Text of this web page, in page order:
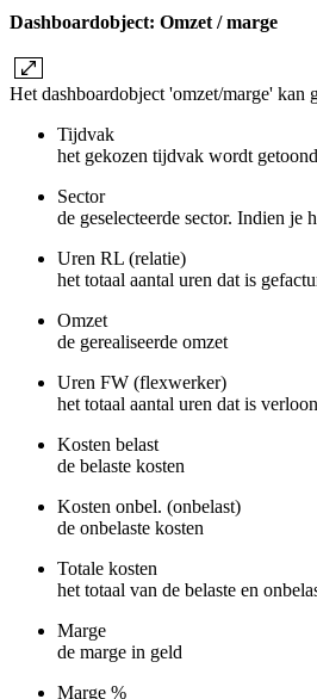
Dashboardobject: Omzet / marge
Het dashboardobject 'omzet/marge'
Tijdvak
het gekozen tijdvak wordt getoond
Sector
de geselecteerde sector. Indien
Uren RL (relatie)
het totaal aantal uren dat is
Omzet
de gerealiseerde omzet
Uren FW (flexwerker)
het totaal aantal uren dat is
Kosten belast
de belaste kosten
Kosten onbel. (onbelast)
de onbelaste kosten
Totale kosten
het totaal van de belaste en
Marge
de marge in geld
Marge %